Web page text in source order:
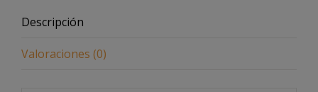
Descripción
Valoraciones (0)